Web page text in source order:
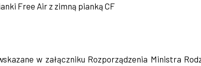
Free Air z zimną pianką CF
w załączniku Rozporządzenia Ministra